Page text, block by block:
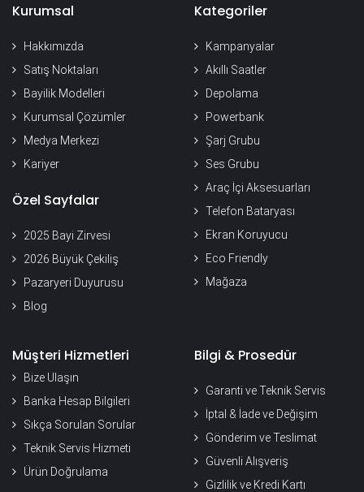
Kurumsal
Hakkımızda
Satış Noktaları
Bayilik Modelleri
Kurumsal Çözümler
Medya Merkezi
Kariyer
Özel Sayfalar
2025 Bayi Zirvesi
2026 Büyük Çekiliş
Pazaryeri Duyurusu
Blog
Kategoriler
Kampanyalar
Akıllı Saatler
Depolama
Powerbank
Şarj Grubu
Ses Grubu
Araç İçi Aksesuarları
Telefon Bataryası
Ekran Koruyucu
Eco Friendly
Mağaza
Müşteri Hizmetleri
Bize Ulaşın
Banka Hesap Bilgileri
Sıkça Sorulan Sorular
Teknik Servis Hizmeti
Ürün Doğrulama
Bilgi & Prosedür
Garanti ve Teknik Servis
İptal & İade ve Değişim
Gönderim ve Teslimat
Güvenli Alışveriş
Gizlilik ve Kredi Kartı